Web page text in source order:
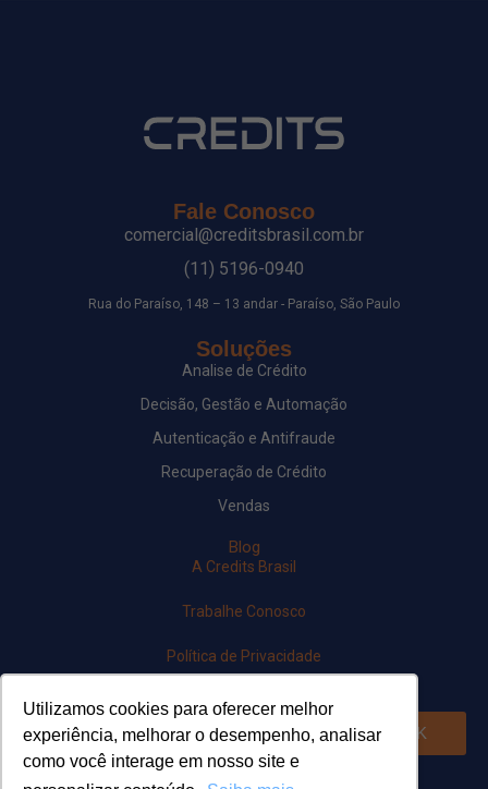
Utilizamos cookies para oferecer melhor
experiência, melhorar o desempenho, analisar
como você interage em nosso site e
Fale Conosco
comercial@creditsbrasil.com.br
(11) 5196-0940
Rua do Paraíso, 148 – 13 andar - Paraíso, São Paulo
Soluções
Analise de Crédito
Decisão, Gestão e Automação
Autenticação e Antifraude
Recuperação de Crédito
Vendas
Blog
A Credits Brasil
Trabalhe Conosco
Política de Privacidade
Newsletter
OK
Siga-nos em nossas redes